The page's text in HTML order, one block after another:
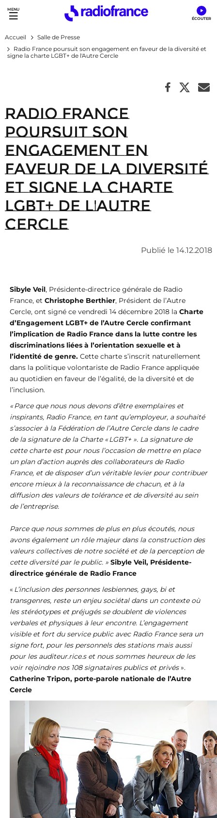
Accès direct :
Menu principal
Contenu
Accueil
Salle de Presse
Radio France poursuit son engagement en faveur de la diversité et
signe la charte LGBT+ de l'Autre Cercle
Radio France
poursuit son
engagement en
faveur de la diversité
et signe la charte
LGBT+ de l'Autre
Cercle
Publié le 14.12.2018
Sibyle Veil, Présidente-directrice générale de Radio
France, et Christophe Berthier, Président de l’Autre
Cercle, ont signé ce vendredi 14 décembre 2018 la Charte
d’Engagement LGBT+ de l’Autre Cercle confirmant
l’implication de Radio France dans la lutte contre les
discriminations liées à l’orientation sexuelle et à
l’identité de genre. Cette charte s’inscrit naturellement
dans la politique volontariste de Radio France appliquée
au quotidien en faveur de l’égalité, de la diversité et de
l’inclusion.
« Parce que nous nous devons d’être exemplaires et
inspirants, Radio France, en tant qu’employeur, a souhaité
s’associer à la Fédération de l’Autre Cercle dans le cadre
de la signature de la Charte « LGBT+ ». La signature de
cette charte est pour nous l’occasion de mettre en place
un plan d’action auprès des collaborateurs de Radio
France, et de disposer d’un véritable levier pour contribuer
encore mieux à la reconnaissance de chacun, et à la
diffusion des valeurs de tolérance et de diversité au sein
de l’entreprise.
Parce que nous sommes de plus en plus écoutés, nous
avons également un rôle majeur dans la construction des
valeurs collectives de notre société et de la perception de
cette diversité par le public. » Sibyle Veil, Présidente-
directrice générale de Radio France
« L’inclusion des personnes lesbiennes, gays, bi et
transgenres, reste un enjeu sociétal dans un contexte où
les stéréotypes et préjugés se doublent de violences
verbales et physiques à leur encontre. L’engagement
visible et fort du service public avec Radio France sera un
signe fort, pour les personnels des stations mais aussi
pour les auditeur.rice.s et nous sommes heureux de les
voir rejoindre nos 108 signataires publics et privés».
Catherine Tripon, porte-parole nationale de l’Autre
Cercle